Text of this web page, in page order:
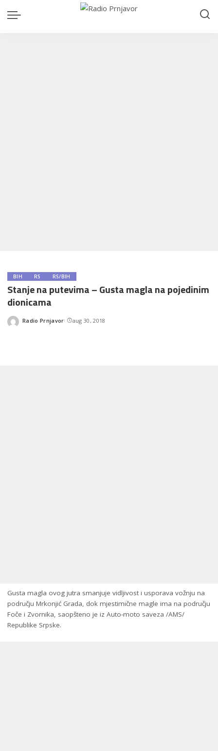
BIH RS RS/BIH
Stanje na putevima – Gusta magla na pojedinim
dionicama
Posted
Radio Prnjavor aug 30, 2018
Gusta magla ovog jutra smanjuje vidljivost i usporava vožnju na
području Mrkonjić Grada, dok mjestimične magle ima na području
Foče i Zvornika, saopšteno je iz Auto-moto saveza /AMS/
Republike Srpske.